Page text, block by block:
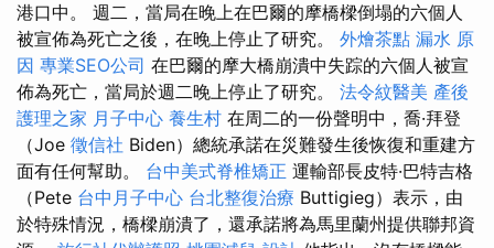
港口中。 週二，當局在晚上在巴爾的摩橋樑倒塌的六個人
被宣佈為死亡之後，在晚上停止了研究。 外燴茶點 漏水 原
因 專業SEO公司 在巴爾的摩大橋崩潰中失踪的六個人被宣
佈為死亡，當局於週二晚上停止了研究。 法令紋醫美 產後
護理之家 月子中心 養生村 在周二的一份聲明中，喬·拜登
（Joe 徵信社 Biden）總統承諾在災難發生後恢復和重建方
面有任何幫助。 台中美式脊椎矯正 運輸部長皮特·巴特吉格
（Pete 台中月子中心 台北整復治療 Buttigieg）表示，由
於特殊情況，橋樑崩潰了，還承諾將為馬里蘭州提供聯邦資